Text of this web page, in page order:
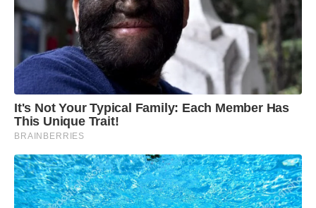
It's Not Your Typical Family: Each Member Has
This Unique Trait!
BRAINBERRIES